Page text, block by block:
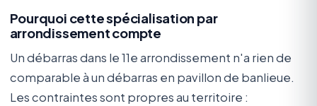
Pourquoi cette spécialisation par
arrondissement compte
Un débarras dans le 11e arrondissement n'a rien de
comparable à un débarras en pavillon de banlieue.
Les contraintes sont propres au territoire :